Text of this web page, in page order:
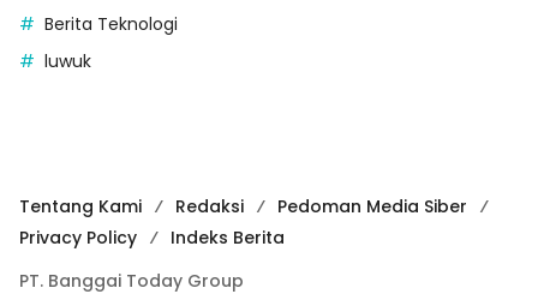
Berita Teknologi
luwuk
Tentang Kami Redaksi
Pedoman Media Siber
Privacy Policy
Indeks Berita
PT. Banggai Today Group